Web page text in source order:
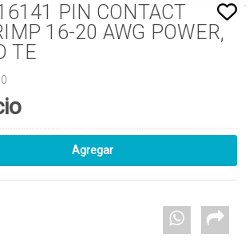
PIN CONTACT
16-20 AWG POWER,
TE